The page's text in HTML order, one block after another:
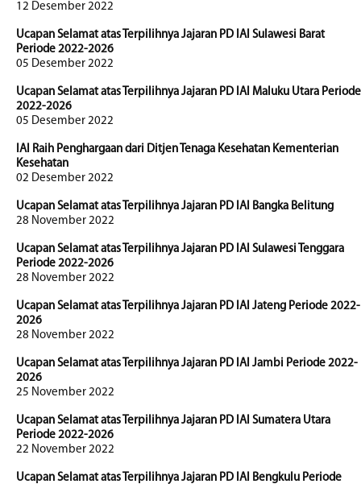
12 Desember 2022
Ucapan Selamat atas Terpilihnya Jajaran PD IAI Sulawesi Barat
Periode 2022-2026
05 Desember 2022
Ucapan Selamat atas Terpilihnya Jajaran PD IAI Maluku Utara Periode
2022-2026
05 Desember 2022
IAI Raih Penghargaan dari Ditjen Tenaga Kesehatan Kementerian
Kesehatan
02 Desember 2022
Ucapan Selamat atas Terpilihnya Jajaran PD IAI Bangka Belitung
28 November 2022
Ucapan Selamat atas Terpilihnya Jajaran PD IAI Sulawesi Tenggara
Periode 2022-2026
28 November 2022
Ucapan Selamat atas Terpilihnya Jajaran PD IAI Jateng Periode 2022-
2026
28 November 2022
Ucapan Selamat atas Terpilihnya Jajaran PD IAI Jambi Periode 2022-
2026
25 November 2022
Ucapan Selamat atas Terpilihnya Jajaran PD IAI Sumatera Utara
Periode 2022-2026
22 November 2022
Ucapan Selamat atas Terpilihnya Jajaran PD IAI Bengkulu Periode